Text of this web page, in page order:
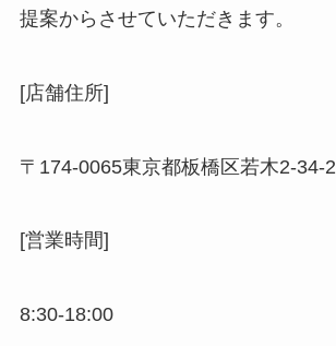
提案からさせていただきます。
[店舗住所]
〒 174-0065東京都板橋区若木2-34-2
[営業時間]
8:30-18:00